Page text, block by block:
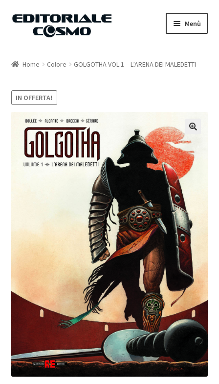
Vai
Vai
Menù
Carrello
Il mio account
Home Colore GOLGOTHA VOL.1 – L’ARENA DEI MALEDETTI
IN OFFERTA!